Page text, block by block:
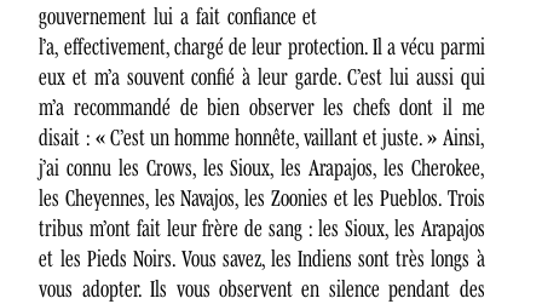
gouvernement lui a fait confiance et
l’a, effectivement, chargé de leur protection. Il a vécu parmi
eux et m’a souvent confié à leur garde. C’est lui aussi qui
m’a recommandé de bien observer les chefs dont il me
disait : « C’est un homme honnête, vaillant et juste. » Ainsi,
j’ai connu les Crows, les Sioux, les Arapajos, les Cherokee,
les Cheyennes, les Navajos, les Zoonies et les Pueblos. Trois
tribus m’ont fait leur frère de sang : les Sioux, les Arapajos
et les Pieds Noirs. Vous savez, les Indiens sont très longs à
vous adopter. Ils vous observent en silence pendant des